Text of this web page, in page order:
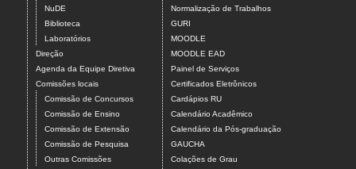
NuDE
Biblioteca
Laboratórios
Direção
Agenda da Equipe Diretiva
Comissões locais
Comissão de Concursos
Comissão de Ensino
Comissão de Extensão
Comissão de Pesquisa
Outras Comissões
Normalização de Trabalhos
GURI
MOODLE
MOODLE EAD
Painel de Serviços
Certificados Eletrônicos
Cardápios RU
Calendário Acadêmico
Calendário da Pós-graduação
GAUCHA
Colações de Grau